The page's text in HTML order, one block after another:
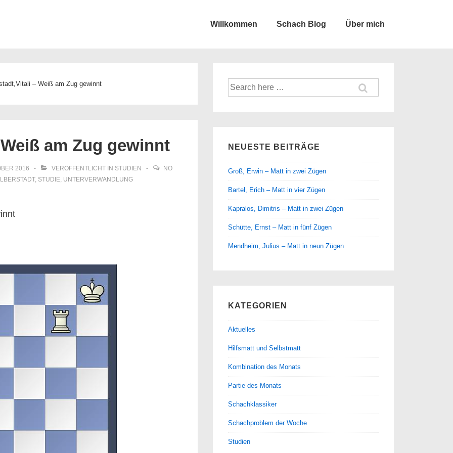
Willkommen Schach Blog Über mich
– Weiß am Zug gewinnt
am Zug gewinnt
2016 VERÖFFENTLICHT IN STUDIEN
NO
, STUDIE, UNTERVERWANDLUNG
Suche
nach:
NEUESTE BEITRÄGE
Groß, Erwin – Matt in zwei Zügen
Bartel, Erich – Matt in vier Zügen
Kapralos, Dimitris – Matt in zwei Zügen
Schütte, Ernst – Matt in fünf Zügen
Mendheim, Julius – Matt in neun Zügen
KATEGORIEN
Aktuelles
Hilfsmatt und Selbstmatt
Kombination des Monats
Partie des Monats
Schachklassiker
Schachproblem der Woche
Studien